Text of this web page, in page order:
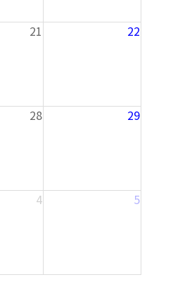
21 22
28 29
4 5